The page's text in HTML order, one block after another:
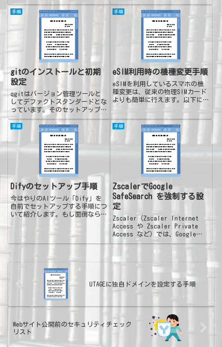
せるため、DNS レベルで Google
のドメインを
forcesafesearch.google.com
にマッピングする一般的な...
ューにアクセス：右上のアカウン
ト名をクリックし、表示されるメ
ニューから「独自ド...
手順
gitのインストールと初期
設定
qgitはバージョン管理ツールと
してデファクトスタンダードとな
っています。そのセットアップ手
順をメモしておきます。Windows
の場合GitのダウンロードGit公
式サイトにアクセスし、
「Download for Windows」をク
リックし...
手順
eSIM利用時の機種変更手順
eSIMを利用しているスマホの機
種変更は、従来の物理SIMカード
よりも簡単に行えます。以下に一
般的な手順をまとめました。
eSIMの機種変更手順新しいスマ
ホの準備：新しいスマホがeSIM
に対応していることを確認しま
す。eSIMの再発行手続き：...
手順
Difyのセットアップ手順
今はやりのAIツール「Dify」を
自前でセットアップする手順につ
いて紹介します。もし面倒なら
「XServer VPS with Dify」を
利用すると、全部込み込みの環境
をすぐに利用できます。月2,000
円もしない価格です。下記リンク
から契...
手順
ZscalerでGoogle
SafeSearch を強制する設
定
Zscaler（Zscaler Internet
Access や Zscaler Private
Access など）では、Google
SafeSearch を強制するために、
ユーザーがアクセスする
www.google.com のリク...
UTAGEに独自ドメインを設定する手順
Webサイト公開前のセキュリティチェック
リスト